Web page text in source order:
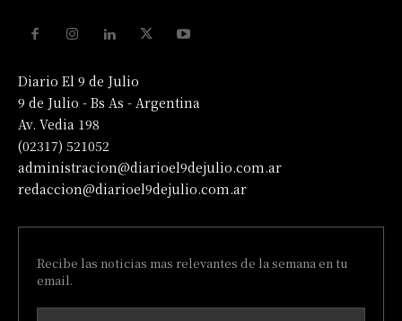
Diario El 9 de Julio
9 de Julio - Bs As - Argentina
Av. Vedia 198
(02317) 521052
administracion@diarioel9dejulio.com.ar
redaccion@diarioel9dejulio.com.ar
Recibe las noticias mas relevantes de la semana en tu
email.